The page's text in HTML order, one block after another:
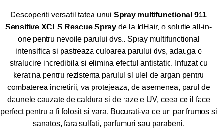
Descoperiti versatilitatea unui Spray multifunctional 911
Sensitive XCLS Rescue Spray de la IdHair, o solutie all-in-
one pentru nevoile parului dvs.. Spray multifunctional
intensifica si pastreaza culoarea parului dvs, adauga o
stralucire incredibila si elimina efectul antistatic. Infuzat cu
keratina pentru rezistenta parului si ulei de argan pentru
combaterea incretirii, va protejeaza, de asemenea, parul de
daunele cauzate de caldura si de razele UV, ceea ce il face
perfect pentru a fi folosit si vara. Bucurati-va de un par frumos si
sanatos, fara sulfati, parfumuri sau parabeni.